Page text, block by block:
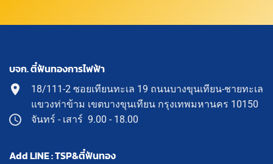
บจก. ตี๋ฟันทองการไฟฟ้า
18/111-2 ซอยเทียนทะเล 19 ถนนบางขุนเทียน-ชายทะเล
แขวงท่าข้าม เขตบางขุนเทียน กรุงเทพมหานคร 10150
จันทร์ - เสาร์ 9.00 - 18.00
Add LINE : TSP&ตี๋ฟันทอง